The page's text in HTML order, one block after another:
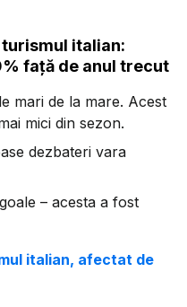
italian:
față de anul trecut
mari de la mare. Acest
mici din sezon.
dezbateri vara
– acesta a fost
italian, afectat de